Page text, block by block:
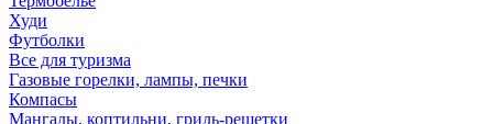
Худи
Футболки
Все для туризма
Газовые горелки, лампы, печки
Компасы
Мангалы, коптильни, гриль-решетки